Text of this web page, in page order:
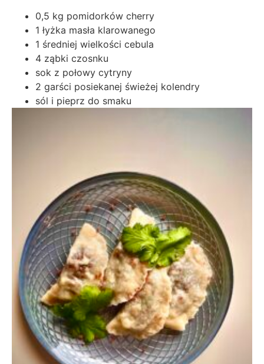
0,5 kg pomidorków cherry
1 łyżka masła klarowanego
1 średniej wielkości cebula
4 ząbki czosnku
sok z połowy cytryny
2 garści posiekanej świeżej kolendry
sól i pieprz do smaku